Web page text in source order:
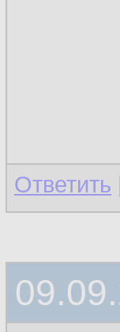
Ответить